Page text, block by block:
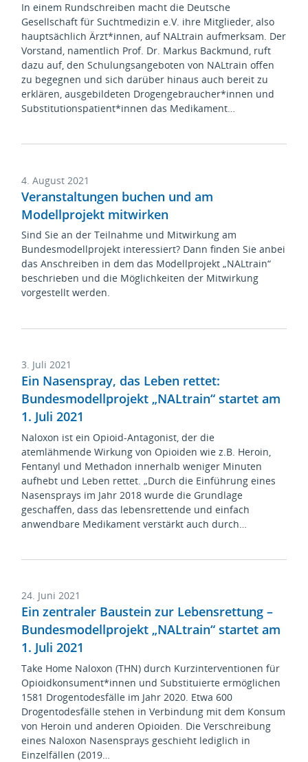
In einem Rundschreiben macht die Deutsche
Gesellschaft für Suchtmedizin e.V. ihre Mitglieder, also
hauptsächlich Ärzt*innen, auf NALtrain aufmerksam. Der
Vorstand, namentlich Prof. Dr. Markus Backmund, ruft
dazu auf, den Schulungsangeboten von NALtrain offen
zu begegnen und sich darüber hinaus auch bereit zu
erklären, ausgebildeten Drogengebraucher*innen und
Substitutionspatient*innen das Medikament…
4. August 2021
Veranstaltungen buchen und am
Modellprojekt mitwirken
Sind Sie an der Teilnahme und Mitwirkung am
Bundesmodellprojekt interessiert? Dann finden Sie anbei
das Anschreiben in dem das Modellprojekt „NALtrain“
beschrieben und die Möglichkeiten der Mitwirkung
vorgestellt werden.
3. Juli 2021
Ein Nasenspray, das Leben rettet:
Bundesmodellprojekt „NALtrain“ startet am
1. Juli 2021
Naloxon ist ein Opioid-Antagonist, der die
atemlähmende Wirkung von Opioiden wie z.B. Heroin,
Fentanyl und Methadon innerhalb weniger Minuten
aufhebt und Leben rettet. „Durch die Einführung eines
Nasensprays im Jahr 2018 wurde die Grundlage
geschaffen, dass das lebensrettende und einfach
anwendbare Medikament verstärkt auch durch…
24. Juni 2021
Ein zentraler Baustein zur Lebensrettung –
Bundesmodellprojekt „NALtrain“ startet am
1. Juli 2021
Take Home Naloxon (THN) durch Kurzinterventionen für
Opioidkonsument*innen und Substituierte ermöglichen
1581 Drogentodesfälle im Jahr 2020. Etwa 600
Drogentodesfälle stehen in Verbindung mit dem Konsum
von Heroin und anderen Opioiden. Die Verschreibung
eines Naloxon Nasensprays geschieht lediglich in
Einzelfällen (2019…